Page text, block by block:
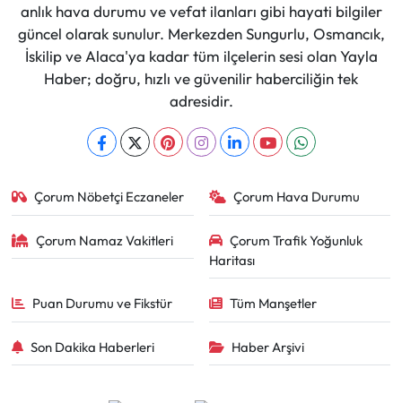
anlık hava durumu ve vefat ilanları gibi hayati bilgiler
güncel olarak sunulur. Merkezden Sungurlu, Osmancık,
İskilip ve Alaca'ya kadar tüm ilçelerin sesi olan Yayla
Haber; doğru, hızlı ve güvenilir haberciliğin tek
adresidir.
Çorum Nöbetçi Eczaneler Çorum Hava Durumu
Çorum Namaz Vakitleri
Çorum Trafik Yoğunluk
Haritası
Puan Durumu ve Fikstür Tüm Manşetler
Son Dakika Haberleri Haber Arşivi